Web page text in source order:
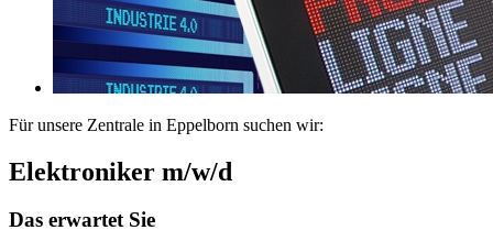
Für unsere Zentrale in Eppelborn suchen wir:
Elektroniker m/w/d
Das erwartet Sie